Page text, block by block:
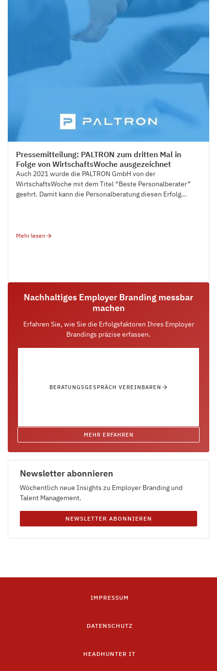
Pressemitteilung: PALTRON zum dritten Mal in
Folge von WirtschaftsWoche ausgezeichnet
Auch 2021 wurde die PALTRON GmbH von der
WirtschaftsWoche mit dem Titel “Beste Personalberater”
geehrt. Damit kann die Personalberatung diesen Erfolg
Mehr lesen
Nachhaltiges Employer Branding messbar
machen
Erfahren Sie, wie Sie die Erfolgsfaktoren Ihres Employer
Brandings präzise erfassen.
BERATUNGSGESPRÄCH VEREINBAREN
MEHR ERFAHREN
Newsletter abonnieren
Wöchentlich neue Insights zu Employer Branding und
Talent Management.
NEWSLETTER ABONNIEREN
IMPRESSUM
DATENSCHUTZ
HEADHUNTER IT